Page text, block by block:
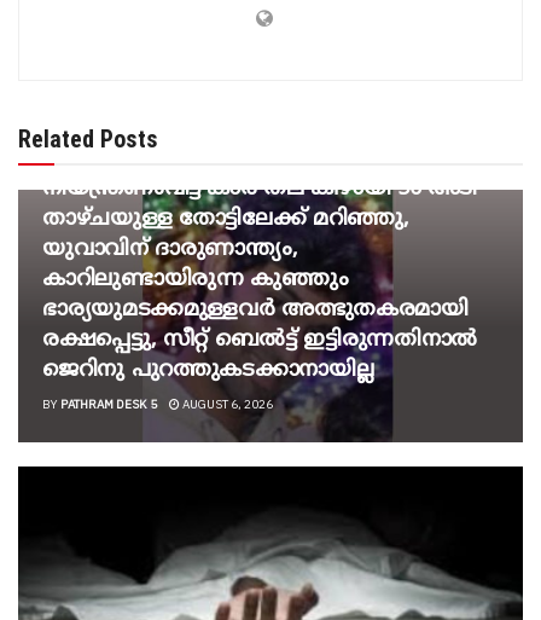
Related Posts
വാഹനം ഓടിക്കുന്നതിനിടെ ഉറങ്ങിപ്പോയി,
നിയന്ത്രണംവിട്ട കാർ തല കീഴായി 50 അടി
താഴ്ചയുള്ള തോട്ടിലേക്ക് മറിഞ്ഞു,
യുവാവിന് ദാരുണാന്ത്യം,
കാറിലുണ്ടായിരുന്ന കുഞ്ഞും
ഭാര്യയുമടക്കമുള്ളവർ അത്ഭുതകരമായി
രക്ഷപ്പെട്ടു, സീറ്റ് ബെൽട്ട് ഇട്ടിരുന്നതിനാൽ
ജെറിനു പുറത്തുകടക്കാനായില്ല
BY PATHRAM DESK 5 AUGUST 6, 2026